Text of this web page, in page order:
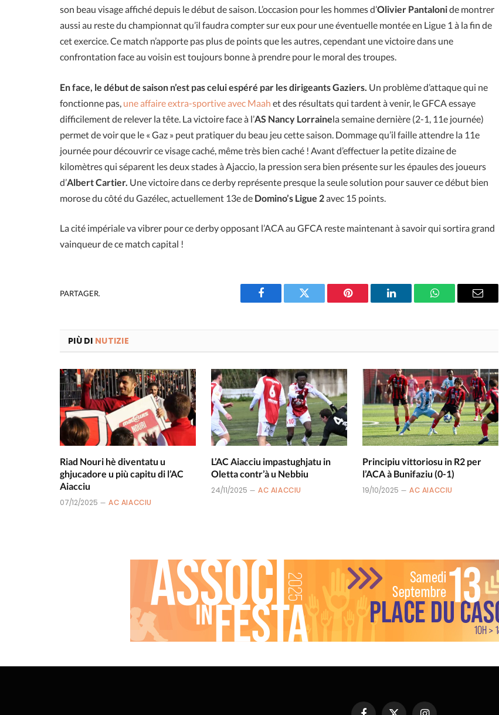
son beau visage affiché depuis le début de saison. L’occasion pour les hommes d’Olivier Pantalonide montrer
aussi au reste du championnat qu’il faudra compter sur eux pour une éventuelle montée en Ligue 1 à la fin de
cet exercice. Ce match n’apporte pas plus de points que les autres, cependant une victoire dans une
confrontation face au voisin est toujours bonne à prendre pour le moral des troupes.
En face, le début de saison n’est pas celui espéré par les dirigeants Gaziers. Un problème d’attaque qui ne
fonctionne pas, une affaire extra-sportive avec Maah et des résultats qui tardent à venir, le GFCA essaye
difficilement de relever la tête. La victoire face à l’AS Nancy Lorrainela semaine dernière (2-1, 11e journée)
permet de voir que le « Gaz » peut pratiquer du beau jeu cette saison. Dommage qu’il faille attendre la 11e
journée pour découvrir ce visage caché, même très bien caché ! Avant d’effectuer la petite dizaine de
kilomètres qui séparent les deux stades à Ajaccio, la pression sera bien présente sur les épaules des joueurs
d’Albert Cartier. Une victoire dans ce derby représente presque la seule solution pour sauver ce début bien
morose du côté du Gazélec, actuellement 13e de Domino’s Ligue 2avec 15 points.
La cité impériale va vibrer pour ce derby opposant l’ACA au GFCA reste maintenant à savoir qui sortira grand
vainqueur de ce match capital !
PARTAGER.
Facebook Twitter Pinterest LinkedIn WhatsAppEmail
PIÙ DI NUTIZIE
Riad Nouri hè diventatu u
ghjucadore u più capitu di l’AC
Aiacciu
07/12/2025 AC AIACCIU
L’AC Aiacciu impastughjatu in
Oletta contr’à u Nebbiu
24/11/2025 AC AIACCIU
Principiu vittoriosu in R2 per
l’ACA à Bunifaziu (0-1)
19/10/2025 AC AIACCIU